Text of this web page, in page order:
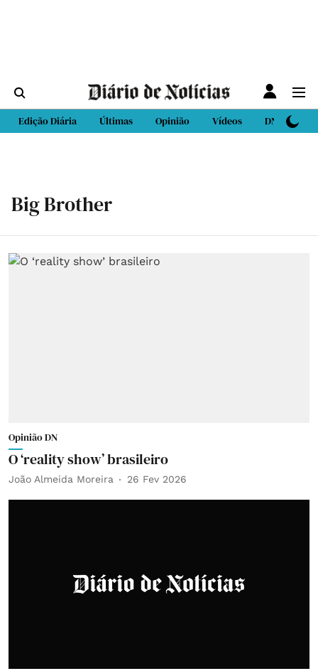
Edição Diária Últimas Opinião Vídeos DN Sport
Big Brother
Opinião DN
O ‘reality show’ brasileiro
João Almeida Moreira 26 Fev 2026